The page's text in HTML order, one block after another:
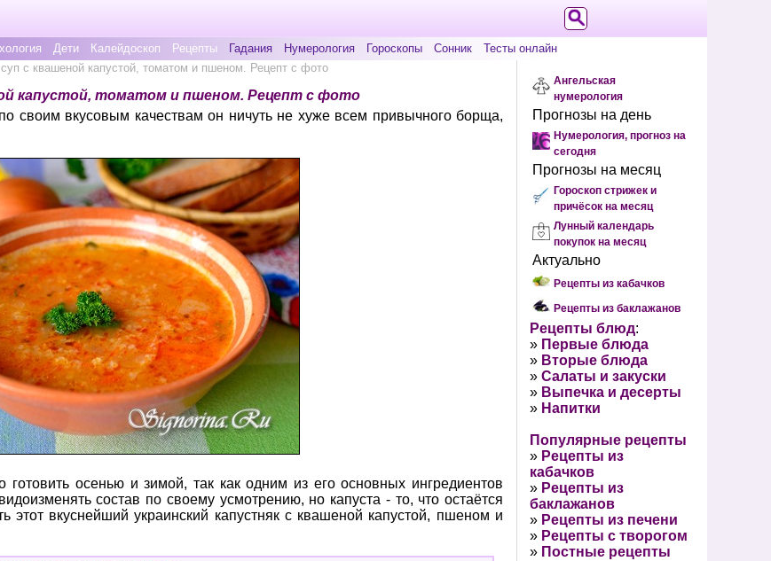
Дети Калейдоскоп Рецепты Гадания Нумерология Гороскопы Сонник Тесты онлайн
суп с квашеной капустой, томатом и пшеном. Рецепт с фото
капустой, томатом и пшеном. Рецепт с фото
своим вкусовым качествам он ничуть не хуже всем привычного борща,
осенью и зимой, так как одним из его основных ингредиентов
состав по своему усмотрению, но капуста - то, что остаётся
этот вкуснейший украинский капустняк с квашеной капустой, пшеном и
Ангельская
нумерология
Прогнозы на день
Нумерология, прогноз на
сегодня
Прогнозы на месяц
Гороскоп стрижек и
причёсок на месяц
Лунный календарь
покупок на месяц
Актуально
Рецепты из кабачков
Рецепты из баклажанов
Рецепты блюд:
» Первые блюда
» Вторые блюда
» Салаты и закуски
» Выпечка и десерты
» Напитки
Популярные рецепты
» Рецепты из
кабачков
» Рецепты из
баклажанов
» Рецепты из печени
» Рецепты с творогом
» Постные рецепты